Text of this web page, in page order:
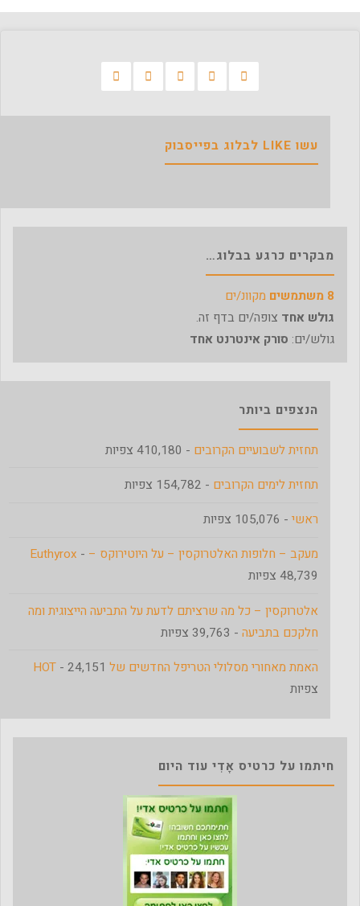
ורמון???
עשו LIKE לבלוג בפייסבוק
מבקרים כרגע בבלוג…
8 משתמשים
מקוונ/ים
גולש אחד צופה/ים בדף זה.
גולש/ים: סורק אינטרנט אחד
הנצפים ביותר
תחזית לשבועיים הקרובים - 410,180 צפיות
תחזית לימים הקרובים - 154,782 צפיות
ראשי - 105,076 צפיות
מעקב – חלופות האלטרוקסין – על היוטירוקס – Euthyrox -
48,739 צפיות
אלטרוקסין – כל מה שרציתם לדעת על התביעה הייצוגית ומה
חלקכם בתביעה - 39,763 צפיות
האמת מאחורי מסלולי הטריפל החדשים של HOT - 24,151
צפיות
חיתמו על כרטיס אָדִי עוד היום